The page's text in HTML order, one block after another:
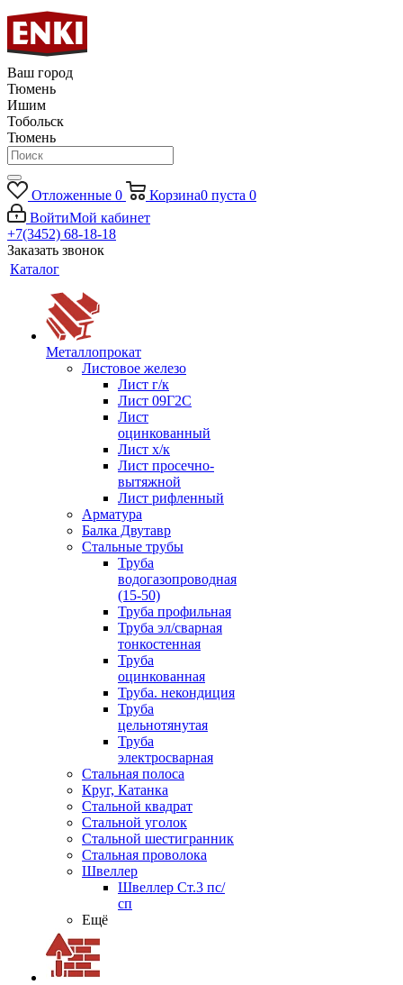
Ваш город
Тюмень
Ишим
Тобольск
Тюмень
Отложенные 0 Корзина0 пуста 0
ВойтиМой кабинет
+7(3452) 68-18-18
Заказать звонок
Каталог
Металлопрокат
Листовое железо
Лист г/к
Лист 09Г2С
Лист
оцинкованный
Лист х/к
Лист просечно-
вытяжной
Лист рифленный
Арматура
Балка Двутавр
Стальные трубы
Труба
водогазопроводная
(15-50)
Труба профильная
Труба эл/сварная
тонкостенная
Труба
оцинкованная
Труба. некондиция
Труба
цельнотянутая
Труба
электросварная
Стальная полоса
Круг, Катанка
Стальной квадрат
Стальной уголок
Стальной шестигранник
Стальная проволока
Швеллер
Швеллер Ст.3 пс/
сп
Ещё